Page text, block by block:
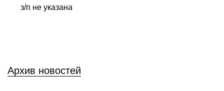
з/п не указана
Архив новостей